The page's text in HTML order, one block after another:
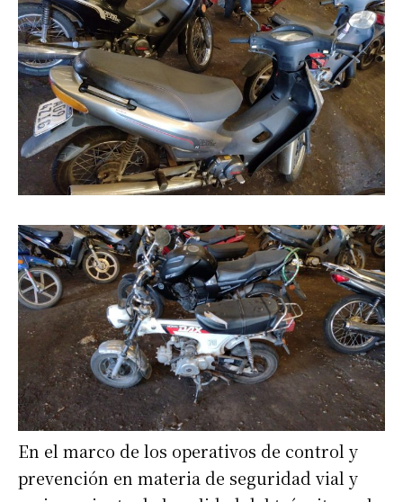
En el marco de los operativos de control y
prevención en materia de seguridad vial y